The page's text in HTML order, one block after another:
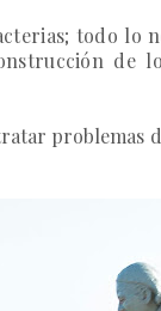
todo lo
de
problemas